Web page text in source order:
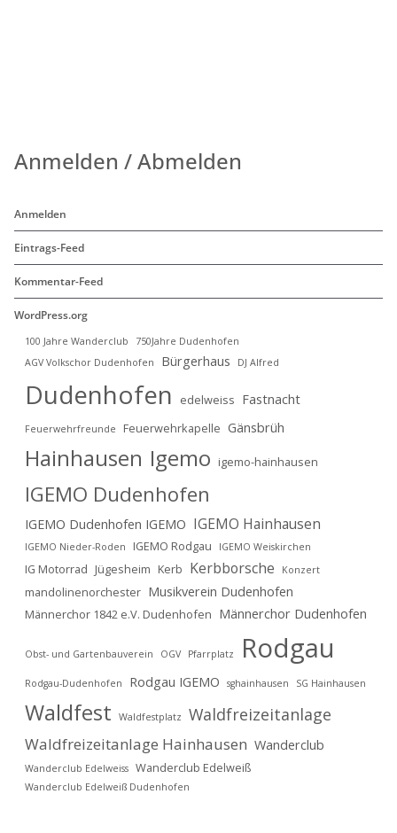
Anmelden / Abmelden
Anmelden
Eintrags-Feed
Kommentar-Feed
WordPress.org
100 Jahre Wanderclub
750Jahre Dudenhofen
AGV Volkschor Dudenhofen
Bürgerhaus DJ Alfred
Dudenhofen edelweiss Fastnacht
Feuerwehrfreunde Feuerwehrkapelle Gänsbrüh
Hainhausen Igemo igemo-hainhausen
IGEMO Dudenhofen
IGEMO Dudenhofen IGEMO IGEMO Hainhausen
IGEMO Nieder-Roden IGEMO Rodgau IGEMO Weiskirchen
IG Motorrad Jügesheim Kerb Kerbborsche Konzert
mandolinenorchester Musikverein Dudenhofen
Männerchor 1842 e.V. Dudenhofen Männerchor Dudenhofen
Obst- und Gartenbauverein OGV Pfarrplatz Rodgau
Rodgau-Dudenhofen Rodgau IGEMO sghainhausen SG Hainhausen
Waldfest Waldfestplatz Waldfreizeitanlage
Waldfreizeitanlage Hainhausen Wanderclub
Wanderclub Edelweiss Wanderclub Edelweiß
Wanderclub Edelweiß Dudenhofen